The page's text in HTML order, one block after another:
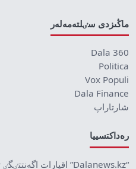
ماڭىزدى سٸلتەمەلەر
Dala 360
Politica
Vox Populi
Dala Finance
شارتاراپ
رەداكتسييا
“Dalanews.kz” اقپارات اگەنتتٸگٸ تۋرالى